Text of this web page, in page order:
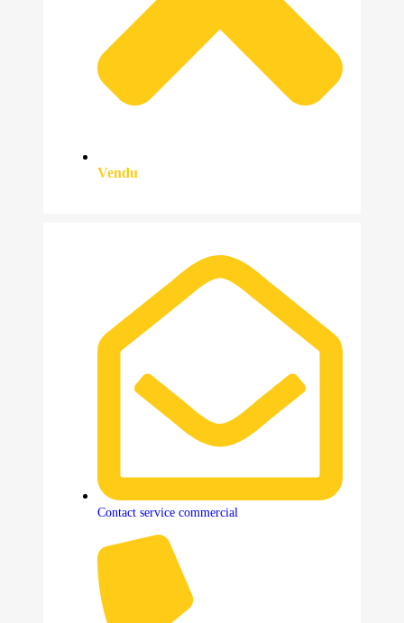
Vendu
Contact service commercial